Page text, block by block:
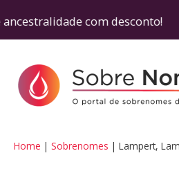
ancestralidade com
Home Sobrenomes Lampert,